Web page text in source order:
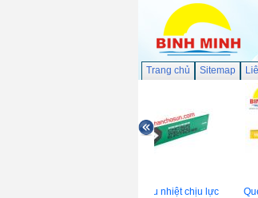
Trang chủ Sitemap
Que hàn chịu nhiệt chịu lực